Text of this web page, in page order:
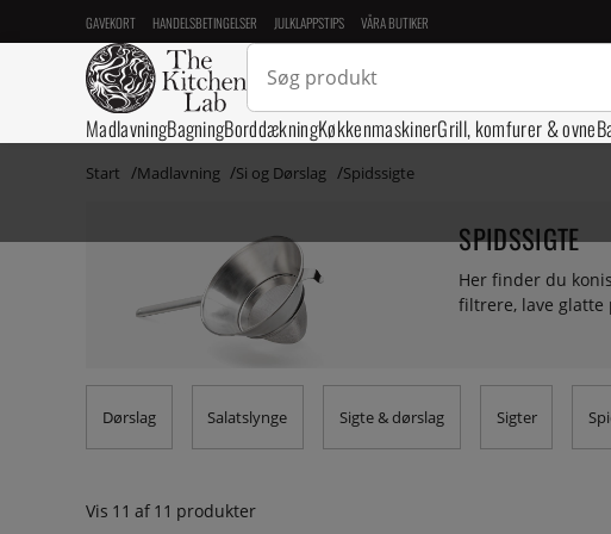
GAVEKORT HANDELSBETINGELSER JULKLAPPSTIPS VÅRA BUTIKER
MadlavningBagningBorddækningKøkkenmaskinerGrill, komfurer & ovne
Start Madlavning Si og Dørslag Spidssigte
SPIDSSIGTE
Her finder du
filtrere, lave
Dørslag Salatslynge Sigte & dørslag Sigter
Vis 11 af 11 produkter